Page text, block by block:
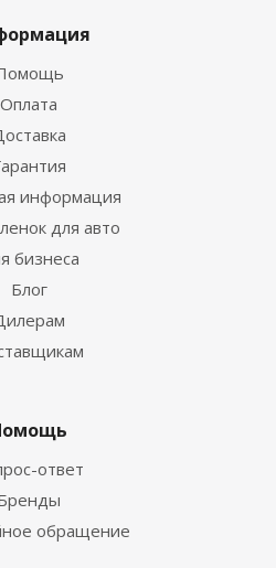
Оплата
информация
для авто
бизнеса
Блог
ответ
обращение